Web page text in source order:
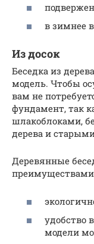
в зимнее
Из досок
Беседка из
модель. Чтобы
вам не
фундамент, так
шлакоблоками,
дерева и
Деревянные
удобство
модели